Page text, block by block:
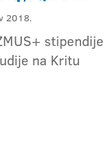
2018.
stipendije
na Kritu